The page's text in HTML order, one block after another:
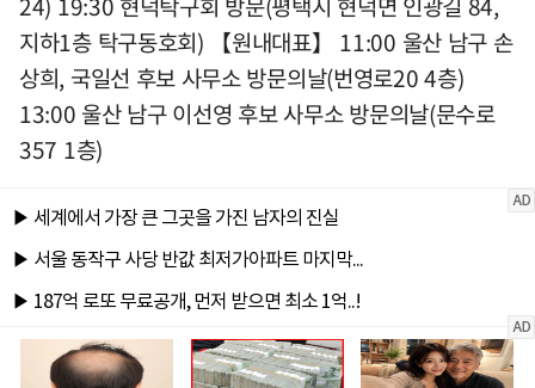
지하1층 탁구동호회) 【원내대표】 11:00 울산 남구 손
상희, 국일선 후보 사무소 방문의날(번영로20 4층)
13:00 울산 남구 이선영 후보 사무소 방문의날(문수로
357 1층)